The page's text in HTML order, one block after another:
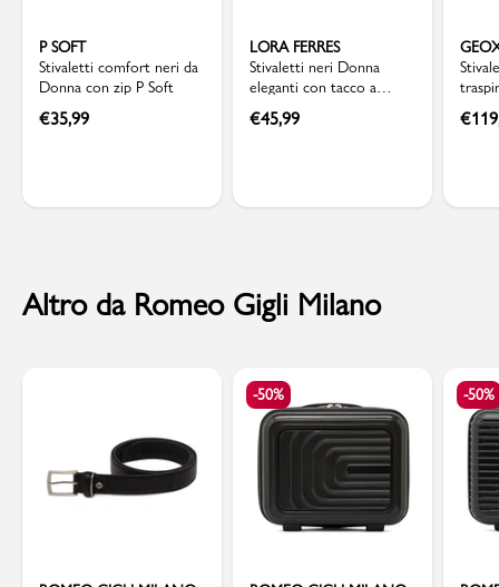
P SOFT
Stivaletti comfort neri da
Donna con zip P Soft
€35,99
LORA FERRES
Stivaletti neri Donna
eleganti con tacco a
colonna 8,5 cm Lora
Ferres
€45,99 €
Altro da Romeo Gigli Milano
-50% -50%